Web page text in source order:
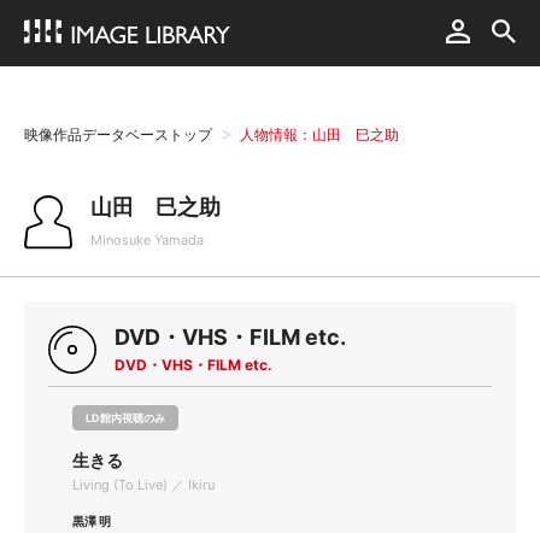
映像作品データベーストップ 人物情報：山田 巳之助
山田 巳之助
Minosuke Yamada
DVD・VHS・FILM etc.
DVD・VHS・FILM etc.
LD館内視聴のみ
生きる
Living (To Live) ／ Ikiru
黒澤 明